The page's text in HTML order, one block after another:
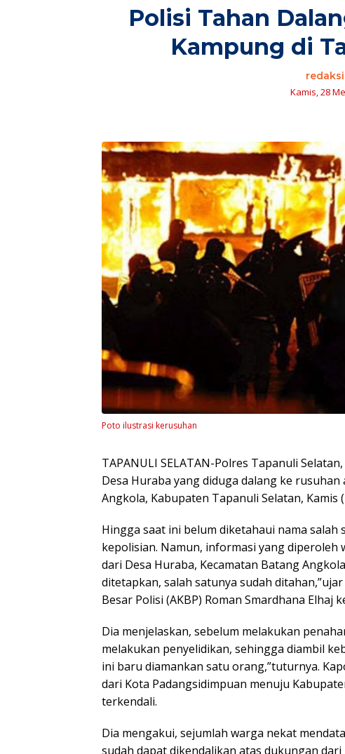
Polisi Tahan
Kampung di
redaksi
Kamis, 28
Poto ilustrasi kerusuhan
TAPANULI SELATAN-Polres Tapanuli
Desa Huraba yang diduga dalang ke
Angkola, Kabupaten Tapanuli Selatan, Kamis
Hingga saat ini belum diketahaui nama
kepolisian. Namun, informasi yang
dari Desa Huraba, Kecamatan Batang
ditetapkan, salah satunya sudah
Besar Polisi (AKBP) Roman Smardhana Elhaj
Dia menjelaskan, sebelum melakukan
melakukan penyelidikan, sehingga diambil
ini baru diamankan satu orang,”tuturnya.
dari Kota Padangsidimpuan menuju
terkendali.
Dia mengakui, sejumlah warga nekat
sudah dapat dikendalikan atas dukungan